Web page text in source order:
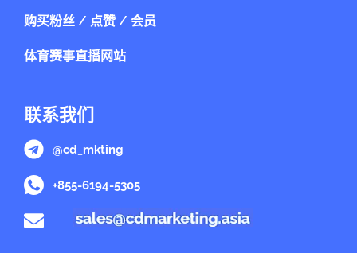
购买粉丝 / 点赞 / 会员
体育赛事直播网站
联系我们
@cd_mkting
+855-6194-5305